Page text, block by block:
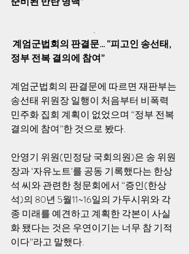
.
정부 전복 결의에 참여”
계엄군법회의 판결문에 따르면 재판부는
송선태 위원장 일행이 처음부터 비폭력
민주화 집회 계획이 없었으며 “정부 전복
결의에 참여”한 것으로 봤다.
안영기 위원(민정당 국회의원)은 송 위원
장과 ‘자유노트’를 공동 기록했다는 한상
석 씨와 관련한 청문회에서 “증인(한상
석)의 80년 5월11~16일의 가두시위와 각
종 미래를 예견하고 계획한 각본이 사실
화 됐다는 것은 우연이기는 너무 참 기적
이다”라고 말했다.